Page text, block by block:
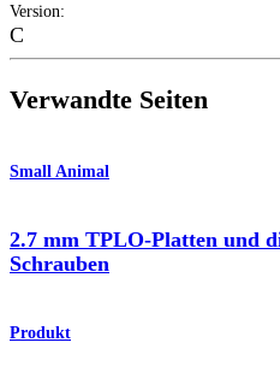
Version:
C
Verwandte Seiten
Small Animal
2.7 mm TPLO-Platten und
Schrauben
Produkt